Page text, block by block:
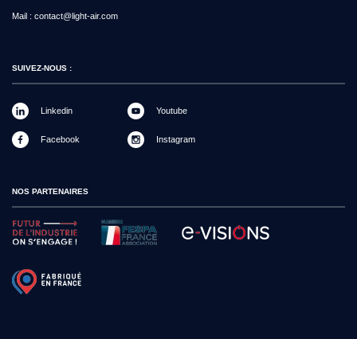
Mail : contact@light-air.com
SUIVEZ-NOUS :
Linkedin
Facebook
Youtube
Instagram
NOS PARTENAIRES